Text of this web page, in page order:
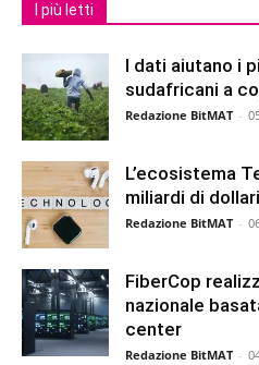
I più letti
I dati aiutano i
sudafricani a
Redazione BitMAT -
L’ecosistema
miliardi di dollari
Redazione BitMAT -
FiberCop
nazionale
center
Redazione BitMAT -